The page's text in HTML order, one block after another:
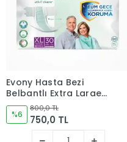
Evony Hasta Bezi
Belbantlı Extra Large
(XL) 30'lu Paket
%6
800,0 TL
750,0 TL